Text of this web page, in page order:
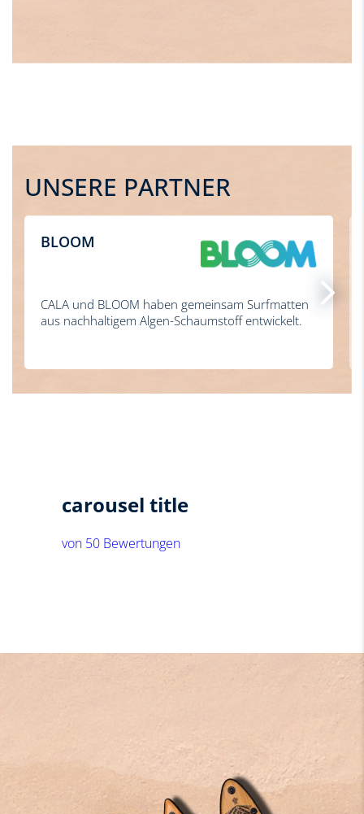
UNSERE PARTNER
BLOOM
CALA und BLOOM haben gemeinsam Surfmatten
aus nachhaltigem Algen-Schaumstoff entwickelt.
carousel title
von 50 Bewertungen